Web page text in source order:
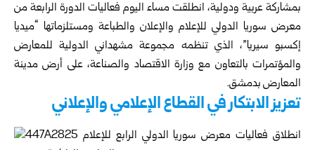
بمشاركة عربية ودولية، انطلقت مساء اليوم فعاليات الدورة الرابعة من
معرض سوريا الدولي للإعلام والإعلان والطباعة ومستلزماتها “ميديا
إكسبو سيريا”، الذي تنظمه مجموعة مشهداني الدولية للمعارض
والمؤتمرات بالتعاون مع وزارة الاقتصاد والصناعة، على أرض مدينة
المعارض بدمشق.
تعزيز الابتكار في القطاع الإعلامي والإعلاني